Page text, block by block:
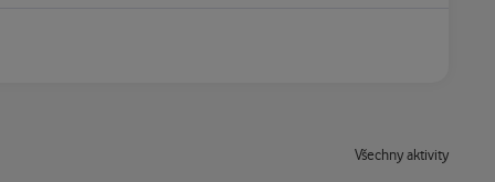
Všechny aktivity